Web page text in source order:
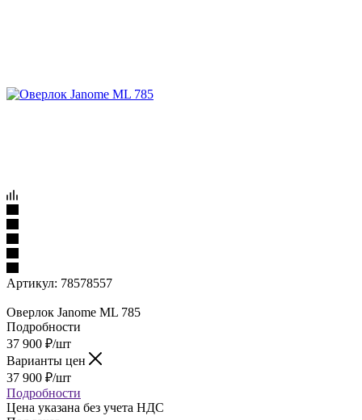
Артикул: 78578557
Оверлок Janome ML 785
Подробности
37 900 ₽/шт
Варианты цен
37 900 ₽/шт
Подробности
Цена указана без учета НДС